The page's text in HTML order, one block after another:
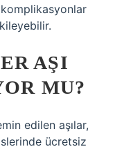
AŞI
MU?
edilen aşılar,
ücretsiz